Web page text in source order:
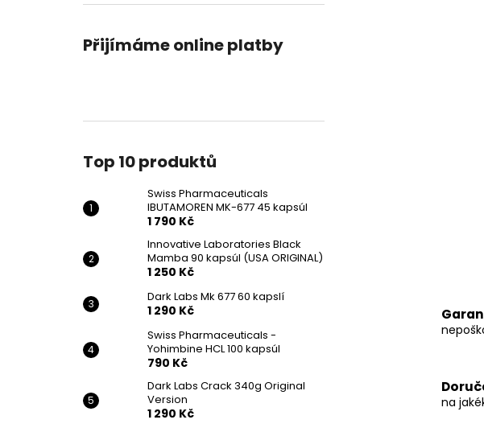
Přijímáme online platby
Top 10 produktů
Swiss Pharmaceuticals
IBUTAMOREN MK-677 45 kapsúl
1 790 Kč
Innovative Laboratories Black
Mamba 90 kapsúl (USA ORIGINAL)
1 250 Kč
Dark Labs Mk 677 60 kapslí
1 290 Kč
Swiss Pharmaceuticals -
Yohimbine HCL 100 kapsúl
790 Kč
Dark Labs Crack 340g Original
Version
1 290 Kč
na
SWISS PHARMACEUTICALS IBUTAMOREN
1 790 Kč
Původně: 2 190 Kč